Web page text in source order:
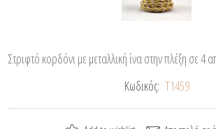
Στριφτό κορδόνι με μεταλλική ίνα στην πλέξη σε 4
Κωδικός: T1459